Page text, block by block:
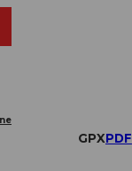
GPXPDF